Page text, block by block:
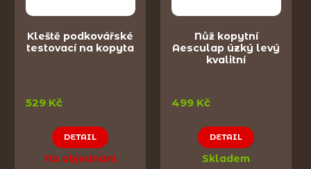
Kleště podkovářské
testovací na kopyta
529 Kč
DETAIL
Na objednání
Nůž kopytní
Aesculap úzký levý
kvalitní
499 Kč
DETAIL
Skladem